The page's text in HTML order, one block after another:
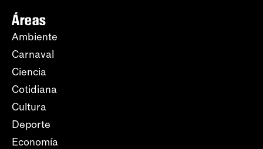
Áreas
Ambiente
Carnaval
Ciencia
Cotidiana
Cultura
Deporte
Economía